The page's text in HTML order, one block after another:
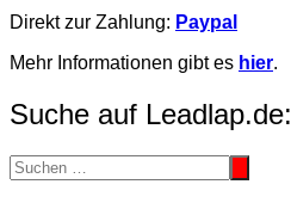
Direkt zur Zahlung: Paypal
Mehr Informationen gibt es hier.
Suche auf Leadlap.de: